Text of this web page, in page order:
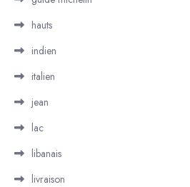
hauts
indien
italien
jean
lac
libanais
livraison